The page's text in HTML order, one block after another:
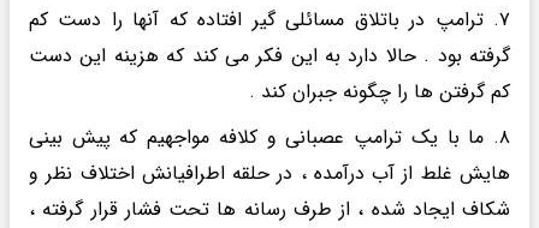
۷. ترامپ در باتلاق مسائلی گیر افتاده که آنها را دست کم
گرفته بود .‌ حالا دارد به این فکر می کند که هزینه این دست
کم گرفتن ها را چگونه جبران کند .‌
۸. ما با یک ترامپ عصبانی و کلافه مواجهیم که پیش بینی
هایش غلط از آب درآمده ، در حلقه اطرافیانش اختلاف نظر و
شکاف ایجاد شده ، از طرف رسانه ها تحت فشار قرار گرفته ،